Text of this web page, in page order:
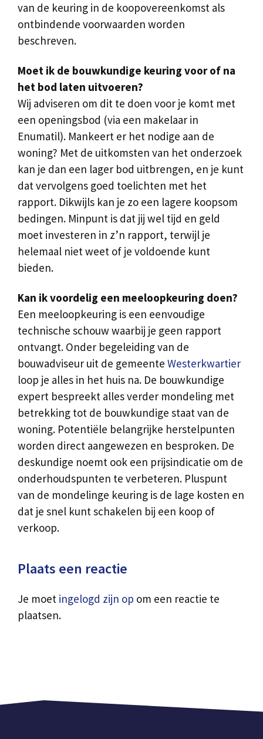
van de keuring in de koopovereenkomst als
ontbindende voorwaarden worden
beschreven.
Moet ik de bouwkundige keuring voor of na
het bod laten uitvoeren?
Wij adviseren om dit te doen voor je komt met
een openingsbod (via een makelaar in
Enumatil). Mankeert er het nodige aan de
woning? Met de uitkomsten van het onderzoek
kan je dan een lager bod uitbrengen, en je kunt
dat vervolgens goed toelichten met het
rapport. Dikwijls kan je zo een lagere koopsom
bedingen. Minpunt is dat jij wel tijd en geld
moet investeren in z’n rapport, terwijl je
helemaal niet weet of je voldoende kunt
bieden.
Kan ik voordelig een meeloopkeuring doen?
Een meeloopkeuring is een eenvoudige
technische schouw waarbij je geen rapport
ontvangt. Onder begeleiding van de
bouwadviseur uit de gemeente Westerkwartier
loop je alles in het huis na. De bouwkundige
expert bespreekt alles verder mondeling met
betrekking tot de bouwkundige staat van de
woning. Potentiële belangrijke herstelpunten
worden direct aangewezen en besproken. De
deskundige noemt ook een prijsindicatie om de
onderhoudspunten te verbeteren. Pluspunt
van de mondelinge keuring is de lage kosten en
dat je snel kunt schakelen bij een koop of
verkoop.
Plaats een reactie
Je moet ingelogd zijn op om een reactie te
plaatsen.